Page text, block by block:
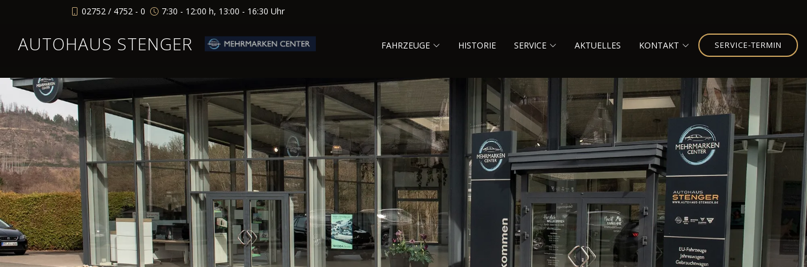
02752 / 4752 - 0 7:30 - 12:00 h, 13:00 - 16:30 Uhr
AUTOHAUS STENGER FAHRZEUGE HISTORIE SERVICE AKTUELLES KONTAKT SERVICE-TERMIN